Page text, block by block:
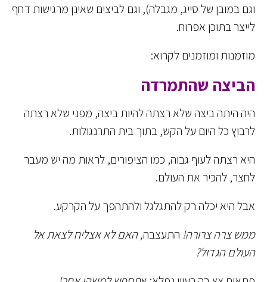
וגם במובן של סייג, מגבלה), וגם לביצים שאינן מרגישות דחף
לייצר בתוכן אפרוח.
מוזמנות ומוזמנים לקרוא:
הביצה שהתמרדה
היה היתה ביצה שלא רצתה להיות ביצה, מפני שלא רצתה
לרבוץ כל היום על הקש, בתוך בית התרנגולות.
היא רצתה לעוף גבוה, כמו הציפורים, לראות מה יש מעבר
לחצר, להכיר את העולם.
אבל היא יכלה רק להתגלגל ולהתהפך על הקרקע.
ממש צרה צרורה! התעצבה, האם לא אצליח לצאת אל
העולם הגדול?